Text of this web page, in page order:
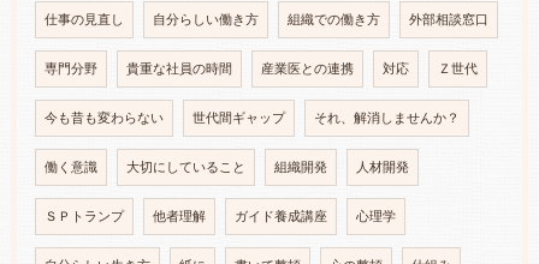
仕事の見直し 自分らしい働き方 組織での働き方 外部相談窓口
専門分野 貴重な社員の時間 産業医との連携 対応 Ｚ世代
今も昔も変わらない 世代間ギャップ それ、解消しませんか？
働く意識 大切にしていること 組織開発 人材開発
ＳＰトランプ 他者理解 ガイド養成講座 心理学